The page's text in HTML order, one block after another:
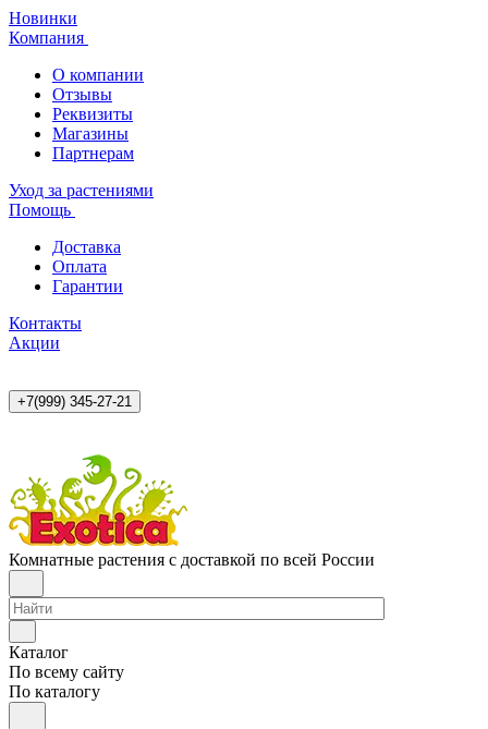
Новинки
Компания
О компании
Отзывы
Реквизиты
Магазины
Партнерам
Уход за растениями
Помощь
Доставка
Оплата
Гарантии
Контакты
Акции
+7(999) 345-27-21
Комнатные растения с доставкой по всей России
Каталог
По всему сайту
По каталогу